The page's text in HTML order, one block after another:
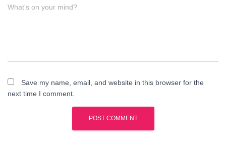
What's on your mind?
Save my name, email, and website in this browser for the
next time I comment.